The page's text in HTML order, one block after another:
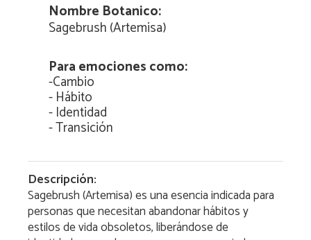
Nombre Botanico:
Sagebrush (Artemisa)
Para emociones como:
-Cambio
-Hábito
-Identidad
-Transición
Descripción:
Sagebrush (Artemisa) es una esencia indicada para
personas que necesitan abandonar hábitos y
estilos de vida obsoletos, liberándose de